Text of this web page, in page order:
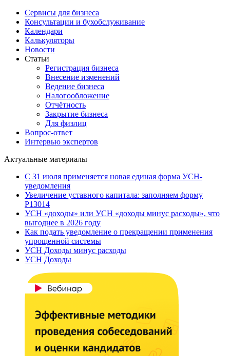
Сервисы для бизнеса
Консультации и бухобслуживание
Календари
Калькуляторы
Новости
Статьи
Регистрация бизнеса
Внесение изменений
Ведение бизнеса
Налогообложение
Отчётность
Закрытие бизнеса
Для физлиц
Вопрос-ответ
Интервью экспертов
Актуальные материалы
С 31 июля применяется новая единая форма УСН-
уведомления
Увеличение уставного капитала: заполняем форму
Р13014
УСН «доходы» или УСН «доходы минус расходы», что
выгоднее в 2026 году
Как подать уведомление о прекращении применения
упрощенной системы
УСН Доходы минус расходы
УСН Доходы